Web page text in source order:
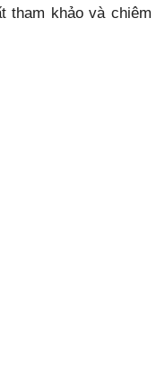
tham khảo và chiêm